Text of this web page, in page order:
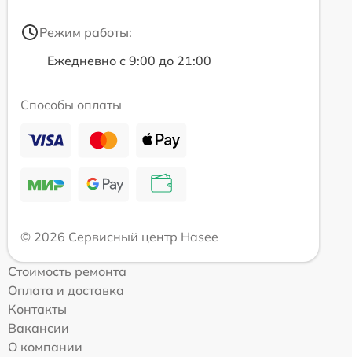
Режим работы:
Ежедневно с 9:00 до 21:00
Способы оплаты
© 2026 Сервисный центр Hasee
Стоимость ремонта
Оплата и доставка
Контакты
Вакансии
О компании